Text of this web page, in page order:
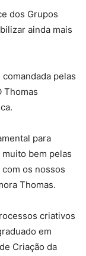
dos Grupos
ainda mais
pelas
Thomas
para
bem pelas
os nossos
Thomas.
criativos
em
Criação da